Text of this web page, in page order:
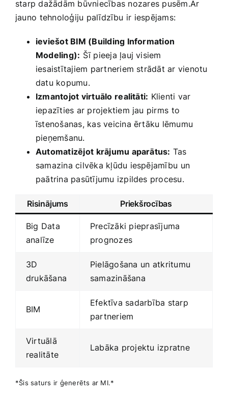
‍starp dažādām būvniecības ⁣nozares pusēm.Ar
jauno⁣ tehnoloģiju palīdzību ir iespējams:
ieviešot BIM (Building Information ​
Modeling): Šī pieeja ļauj visiem
‍iesaistītajiem partneriem strādāt ar vienotu
datu kopumu.
Izmantojot virtuālo⁢ realitāti: Klienti var
iepazīties ar projektiem jau‍ pirms ⁤to
īstenošanas, kas veicina ērtāku lēmumu
pieņemšanu.
Automatizējot ⁢krājumu aparātus: Tas
samazina cilvēka kļūdu iespējamību ⁣un‍
paātrina pasūtījumu izpildes procesu.
Risinājums Priekšrocības
Big‌ Data
analīze
Precīzāki pieprasījuma
prognozes
3D ​
drukāšana
Pielāgošana un ⁢atkritumu
samazināšana
BIM
Efektīva sadarbība starp
partneriem
Virtuālā
realitāte
Labāka projektu ‌izpratne
*Šis saturs ir ģenerēts ar MI.*